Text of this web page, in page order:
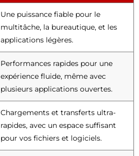
Une puissance fiable pour le
multitâche, la bureautique, et les
applications légères.
Performances rapides pour une
expérience fluide, même avec
plusieurs applications ouvertes.
Chargements et transferts ultra-
rapides, avec un espace suffisant
pour vos fichiers et logiciels.